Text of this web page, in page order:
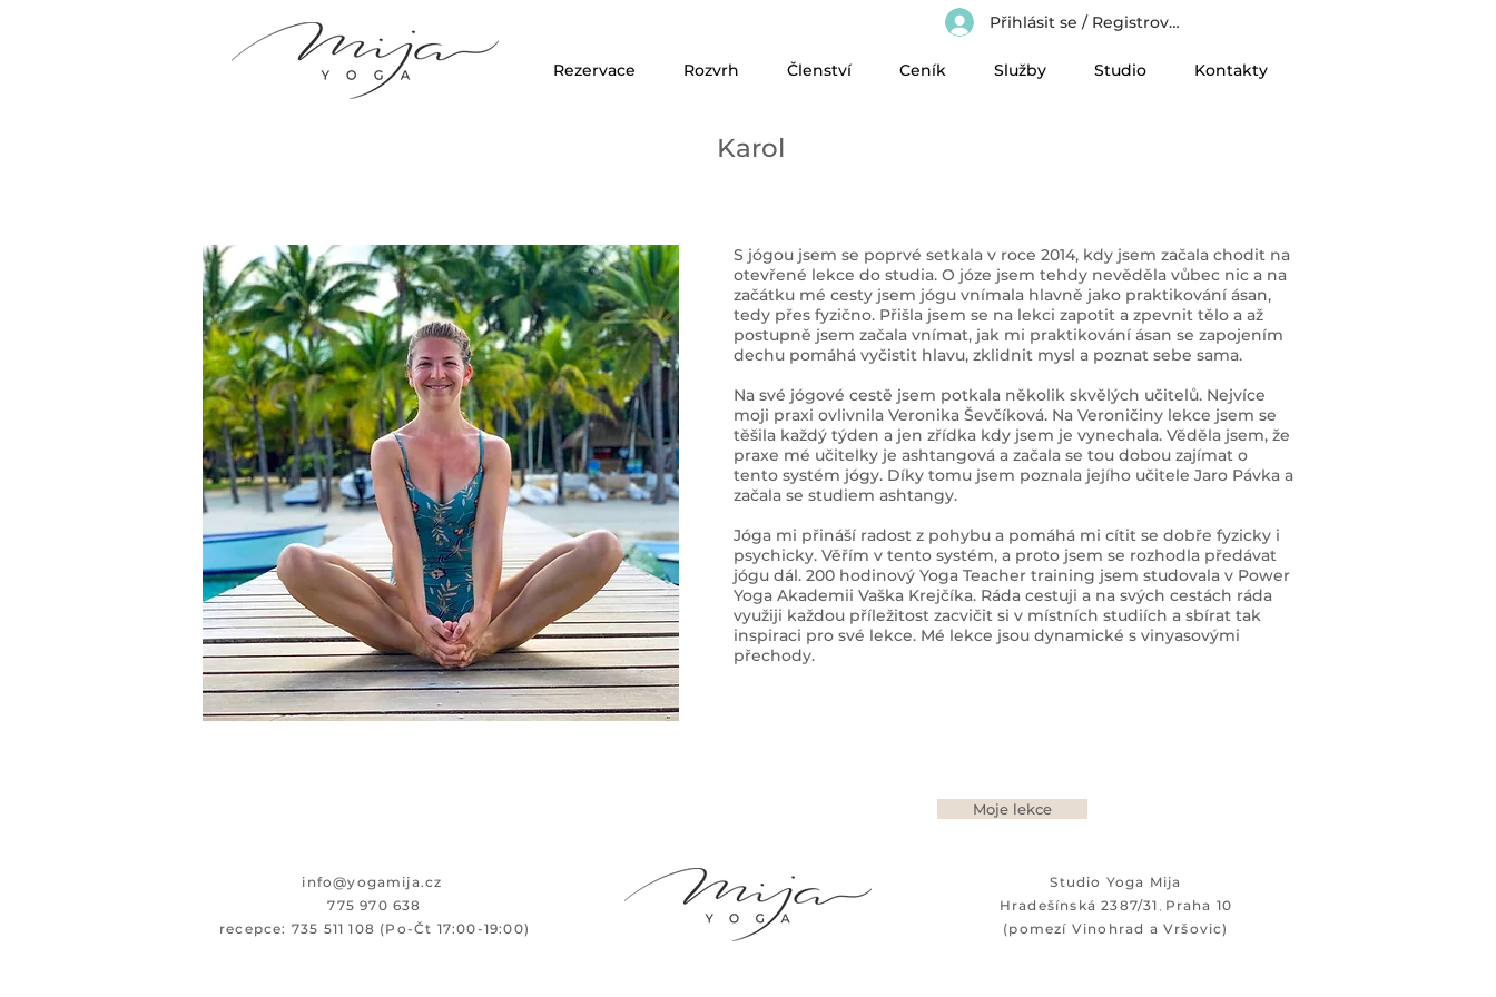
Přihlásit se / Registrovat
Rezervace Rozvrh Členství Ceník Služby Studio Kontakty
Karol
S jógou jsem se poprvé setkala v roce 2014, kdy jsem začala chodit na
otevřené lekce do studia. O józe jsem tehdy nevěděla vůbec nic a na
začátku mé cesty jsem jógu vnímala hlavně jako praktikování ásan,
tedy přes fyzično. Přišla jsem se na lekci zapotit a zpevnit tělo a až
postupně jsem začala vnímat, jak mi praktikování ásan se zapojením
dechu pomáhá vyčistit hlavu, zklidnit mysl a poznat sebe sama.
Na své jógové cestě jsem potkala několik skvělých učitelů. Nejvíce
moji praxi ovlivnila Veronika Ševčíková. Na Veroničiny lekce jsem se
těšila každý týden a jen zřídka kdy jsem je vynechala. Věděla jsem, že
praxe mé učitelky je ashtangová a začala se tou dobou zajímat o
tento systém jógy. Díky tomu jsem poznala jejího učitele Jaro Pávka a
začala se studiem ashtangy.
Jóga mi přináší radost z pohybu a pomáhá mi cítit se dobře fyzicky i
psychicky. Věřím v tento systém, a proto jsem se rozhodla předávat
jógu dál. 200 hodinový Yoga Teacher training jsem studovala v Power
Yoga Akademii Vaška Krejčíka. Ráda cestuji a na svých cestách ráda
využiji každou příležitost zacvičit si v místních studiích a sbírat tak
inspiraci pro své lekce. Mé lekce jsou dynamické s vinyasovými
přechody.
Moje lekce
i nfo@yogamija.cz
775 970 638
recepce: 735 511 108 (Po-Čt 17:00-19:00)
Studio Yoga Mija
Hradešínská 2387/31 , Praha 10
(pomezí Vinohrad a Vršovic)